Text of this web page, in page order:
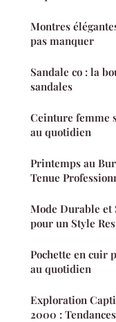
Montres
pas manquer
Sandale co : la
sandales
Ceinture femme
au quotidien
Printemps au
Tenue
Mode Durable et
pour un Style
Pochette en cuir
au quotidien
Exploration
2000 :